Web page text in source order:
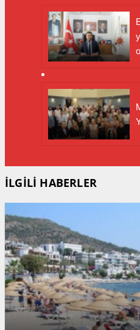
İLGİLİ HABERLER